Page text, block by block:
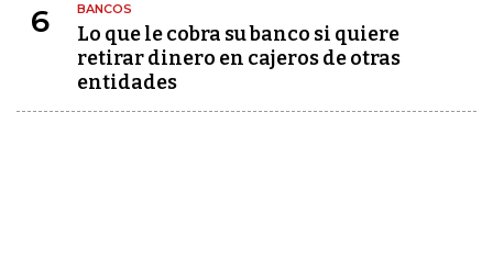
6 BANCOS
Lo que le cobra su banco si quiere
retirar dinero en cajeros de otras
entidades